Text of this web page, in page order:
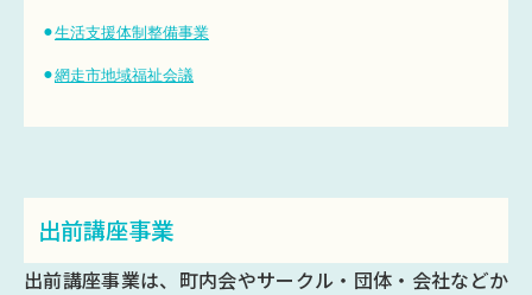
⚫︎生活支援体制整備事業
⚫︎網走市地域福祉会議
出前講座事業
出前講座事業は、町内会やサークル・団体・会社などか